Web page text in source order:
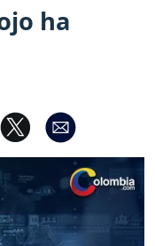
ha